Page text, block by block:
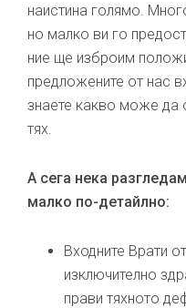
наистина голямо.
но малко ви го
ние ще изброим
предложените от нас
знаете какво може да
тях.
А сега нека
малко по-детайлно:
Входните Врати
изключително
прави тяхното